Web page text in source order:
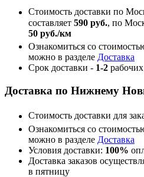
Стоимость доставки по
составляет 590 руб., по
50 руб./км
Ознакомиться со
можно в разделе Доставка
Срок доставки - 1-2
Доставка по Нижнему
Стоимость доставки для
Ознакомиться со
можно в разделе Доставка
Условия доставки: 100%
Доставка заказов
в пятницу